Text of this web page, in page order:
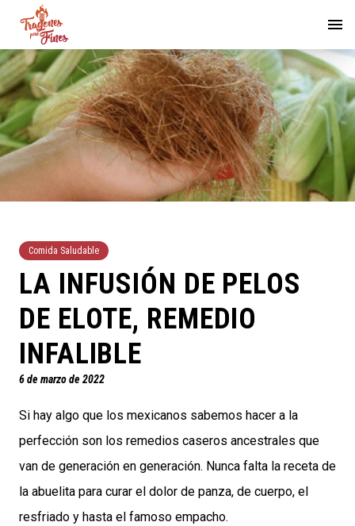
Comida Saludable
LA INFUSIÓN DE PELOS
DE ELOTE, REMEDIO
INFALIBLE
6 de marzo de 2022
Si hay algo que los mexicanos sabemos hacer a la
perfección son los remedios caseros ancestrales que
van de generación en generación. Nunca falta la receta de
la abuelita para curar el dolor de panza, de cuerpo, el
resfriado y hasta el famoso empacho.